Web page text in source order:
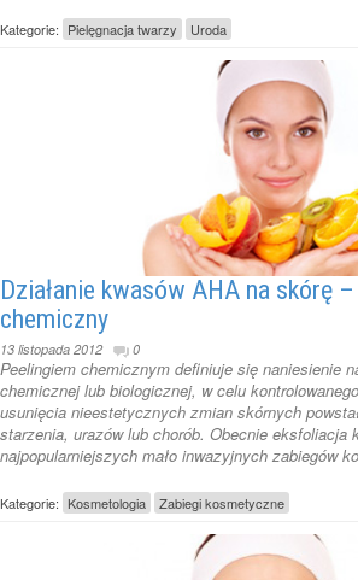
Kategorie: Pielęgnacja twarzy Uroda
Działanie kwasów AHA na skórę
chemiczny
13 listopada 2012 0
Peelingiem chemicznym definiuje się naniesienie
chemicznej lub biologicznej, w celu
usunięcia nieestetycznych zmian skórnych
starzenia, urazów lub chorób. Obecnie eksfoliacja
najpopularniejszych mało inwazyjnych zabiegów
Kategorie: Kosmetologia Zabiegi kosmetyczne